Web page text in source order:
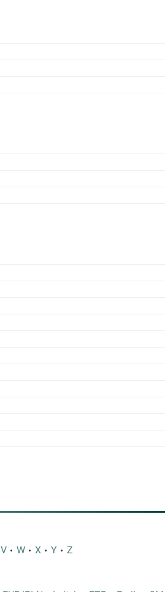
V W X Y Z